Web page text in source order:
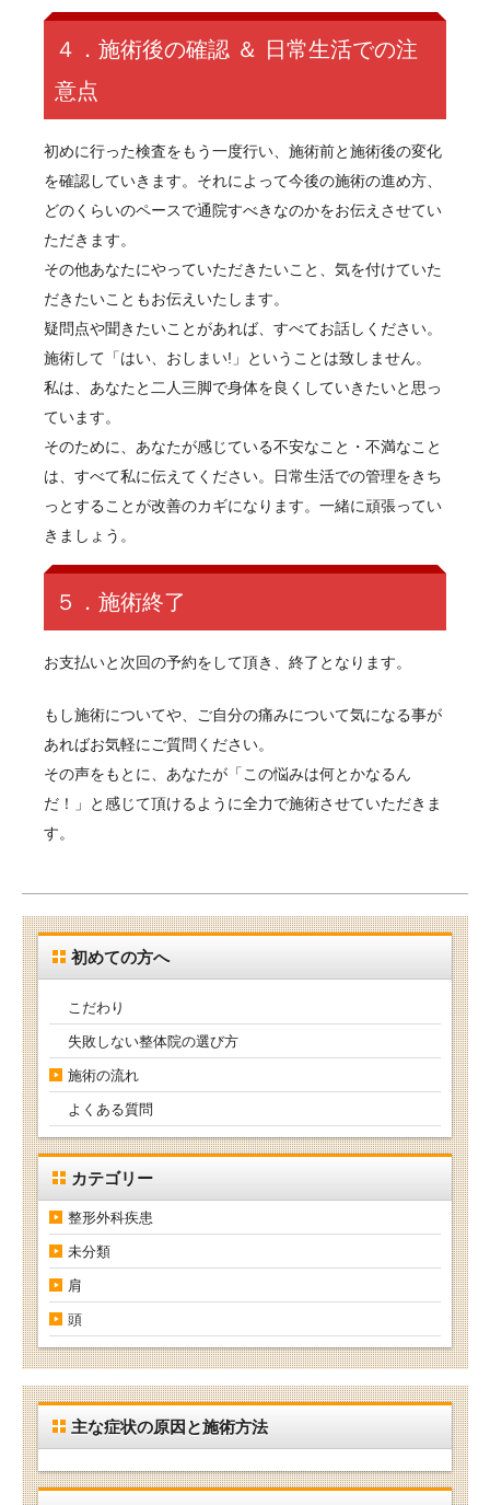
４．施術後の確認 ＆ 日常生活での注
意点
初めに行った検査をもう一度行い、施術前と施術後の変化
を確認していきます。それによって今後の施術の進め方、
どのくらいのペースで通院すべきなのかをお伝えさせてい
ただきます。
その他あなたにやっていただきたいこと、気を付けていた
だきたいこともお伝えいたします。
疑問点や聞きたいことがあれば、すべてお話しください。
施術して「はい、おしまい!」ということは致しません。
私は、あなたと二人三脚で身体を良くしていきたいと思っ
ています。
そのために、あなたが感じている不安なこと・不満なこと
は、すべて私に伝えてください。日常生活での管理をきち
っとすることが改善のカギになります。一緒に頑張ってい
きましょう。
５．施術終了
お支払いと次回の予約をして頂き、終了となります。
もし施術についてや、ご自分の痛みについて気になる事が
あればお気軽にご質問ください。
その声をもとに、あなたが「この悩みは何とかなるん
だ！」と感じて頂けるように全力で施術させていただきま
す。
初めての方へ
こだわり
失敗しない整体院の選び方
施術の流れ
よくある質問
カテゴリー
整形外科疾患
未分類
肩
頭
主な症状の原因と施術方法